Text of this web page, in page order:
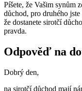
Píšete, že Vašim synům
důchod, pro druhého
že dostanete sirotčí
pravda.
Odpověď na
Dobrý den,
na sirotčí důchod mají